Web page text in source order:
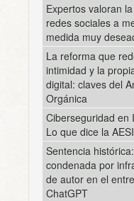
Expertos valoran
redes sociales a
medida muy
La reforma que
intimidad y la
digital: claves del
Orgánica
Ciberseguridad en
Lo que dice la
Sentencia
condenada por
de autor en el
ChatGPT